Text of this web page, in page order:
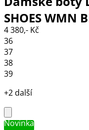
SHOES WMN
4 380,- Kč
36
37
38
39
+2 další
Novinka